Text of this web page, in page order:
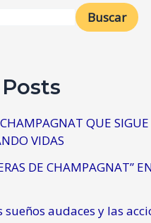
Buscar
QUE SIGUE
VIDAS
DE CHAMPAGNAT”
sueños audaces y las